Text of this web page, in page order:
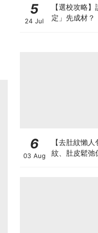
5
24 Jul
【選校攻略
定」先成材？
6
03 Aug
【去肚紋懶
紋、肚皮鬆弛